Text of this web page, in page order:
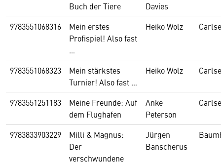
Buch der Tiere
Davies
9783551068316
Mein erstes
Profispiel! Also fast
…
Heiko Wolz
9783551068323
Mein stärkstes
Turnier! Also fast …
Heiko Wolz
9783551251183
Meine Freunde: Auf
dem Flughafen
Anke
Peterson
9783833903229
Milli & Magnus:
Der
verschwundene
Jürgen
Banscherus